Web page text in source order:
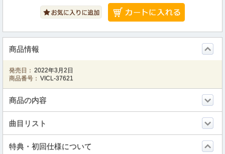
商品情報
発売日： 2022年3月2日
商品番号： VICL-37621
商品の内容
曲目リスト
特典・初回仕様について